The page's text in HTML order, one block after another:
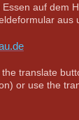
auf dem
aus
translate
or use the